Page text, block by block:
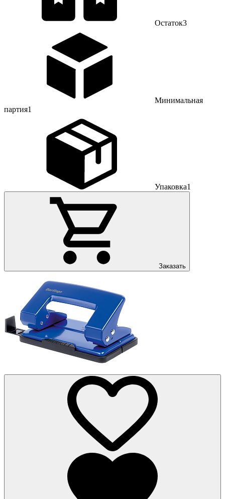
Остаток3
Минимальная
партия1
Упаковка1
Заказать